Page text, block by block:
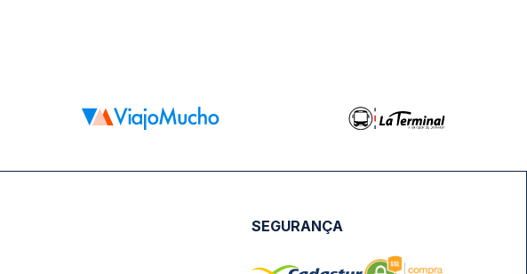
SEGURANÇA